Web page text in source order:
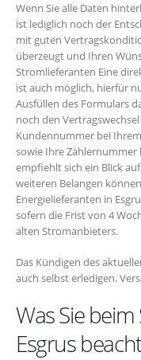
Wenn Sie alle Daten
ist lediglich noch der
mit guten
überzeugt und Ihren
Stromlieferanten Eine
ist auch möglich, hierfür
Ausfüllen des Formulars
noch den
Kundennummer bei
sowie Ihre Zählernummer
empfiehlt sich ein Blick
weiteren Belangen
Energielieferanten in
sofern die Frist von 4
alten Stromanbieters.
Das Kündigen des
auch selbst erledigen.
Was Sie
Esgrus